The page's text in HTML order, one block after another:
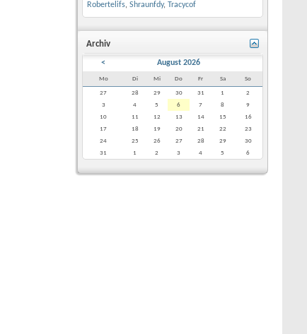
Robertelifs, Shraunfdy, Tracycof
Archiv
< August 2026
Mo Di Mi Do Fr Sa So
27 28 29 30 31 1
2
3
4 5 6 7 8
9
10
11 12 13 14 15
16
17
18 19 20 21 22
23
24
25 26 27 28 29
30
31
1 2 3 4 5 6